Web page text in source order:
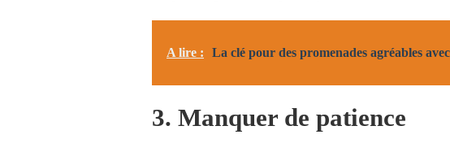
A lire : La clé pour des promenades agréables
3. Manquer de patience